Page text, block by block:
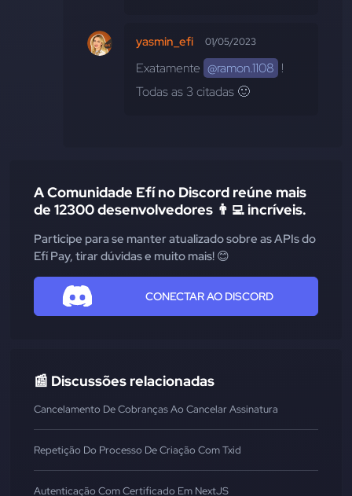
yasmin_efi 01/05/2023
Exatamente @ramon.1108 !
Todas as 3 citadas 🙂
A Comunidade Efí no Discord reúne mais
de 12300 desenvolvedores 👨‍💻 incríveis.
Participe para se manter atualizado sobre as APIs do
Efí Pay, tirar dúvidas e muito mais! 😊
CONECTAR AO DISCORD
📰 Discussões relacionadas
Cancelamento De Cobranças Ao Cancelar Assinatura
Repetição Do Processo De Criação Com Txid
Autenticação Com Certificado Em NextJS